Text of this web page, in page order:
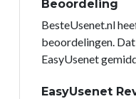
Beoordeling
BesteUsenet.nl
beoordelingen.
EasyUsenet
EasyUsenet